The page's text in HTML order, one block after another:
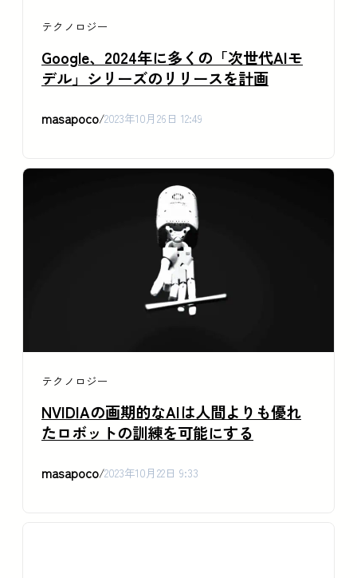
テクノロジー
Google、2024年に多くの「次世代AIモ
デル」シリーズのリリースを計画
masapoco/2023年10月26日 12:49
テクノロジー
NVIDIAの画期的なAIは人間よりも優れ
たロボットの訓練を可能にする
masapoco/2023年10月22日 9:33